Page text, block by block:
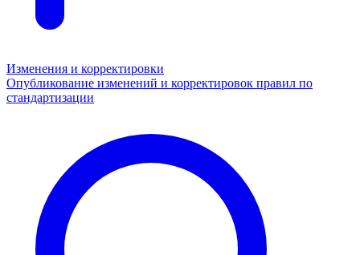
Изменения и корректировки
Опубликование изменений и корректировок правил по
стандартизации